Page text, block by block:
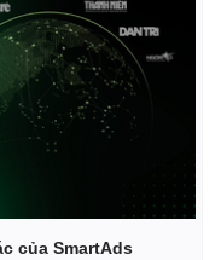
dùng
khoán
cà phê
của SmartAds